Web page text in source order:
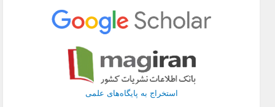
استخراج به پایگاه‌های علمی